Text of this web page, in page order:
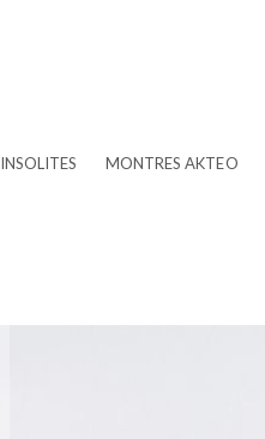
INSOLITES MONTRES AKTEO